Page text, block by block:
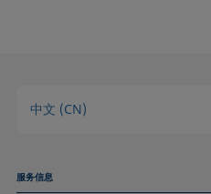
中文 (CN)
服务信息